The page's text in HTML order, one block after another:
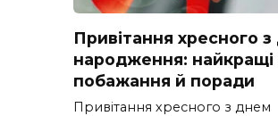
Привітання хресного
народження: найкращі
побажання й поради
Привітання хресного з днем